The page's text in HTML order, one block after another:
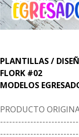
PLANTILLAS /
FLORK #02
MODELOS
PRODUCTO